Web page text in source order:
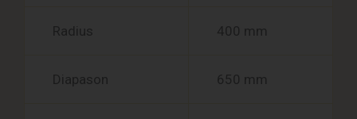
Radius 400 mm
Diapason 650 mm